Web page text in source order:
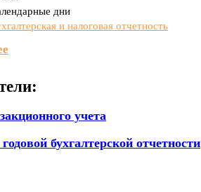
дни
и налоговая отчетность
учета
бухгалтерской отчетности